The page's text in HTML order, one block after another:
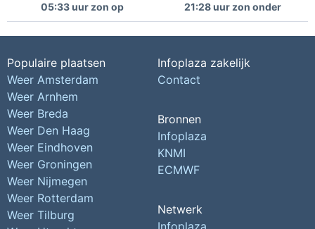
05:33 uur zon op 21:28 uur zon onder
Populaire plaatsen
Weer Amsterdam
Weer Arnhem
Weer Breda
Weer Den Haag
Weer Eindhoven
Weer Groningen
Weer Nijmegen
Weer Rotterdam
Weer Tilburg
Infoplaza zakelijk
Contact
Bronnen
Infoplaza
KNMI
ECMWF
Netwerk
Infoplaza